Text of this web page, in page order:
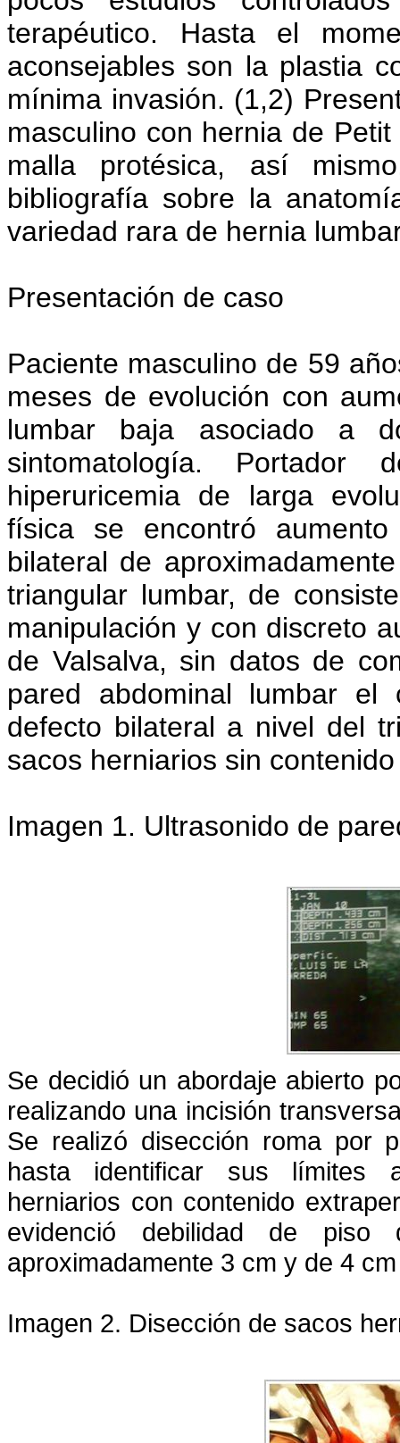
terapéutico. Hasta el
aconsejables son la plastia
mínima invasión. (1,2)
masculino con hernia de
malla protésica, así
bibliografía sobre la
variedad rara de hernia
Presentación de caso
Paciente masculino de 59
meses de evolución con
lumbar baja asociado a
sintomatología.
hiperuricemia de larga
física se encontró
bilateral de
triangular lumbar, de
manipulación y con discreto
de Valsalva, sin datos de
pared abdominal lumbar
defecto bilateral a nivel del
sacos herniarios sin
Imagen 1. Ultrasonido de
Se decidió un abordaje abierto
realizando una incisión
Se realizó disección roma por
hasta identificar sus límites
herniarios con contenido
evidenció debilidad de
aproximadamente 3 cm y de 4
Imagen 2. Disección de sacos